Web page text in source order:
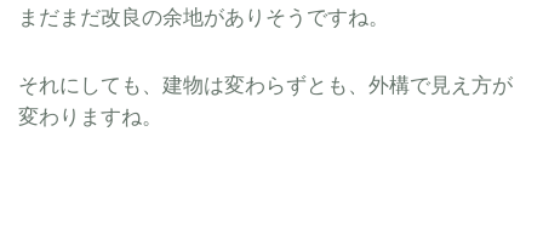
まだまだ改良の余地がありそうですね。
それにしても、建物は変わらずとも、外構で見え方が
変わりますね。